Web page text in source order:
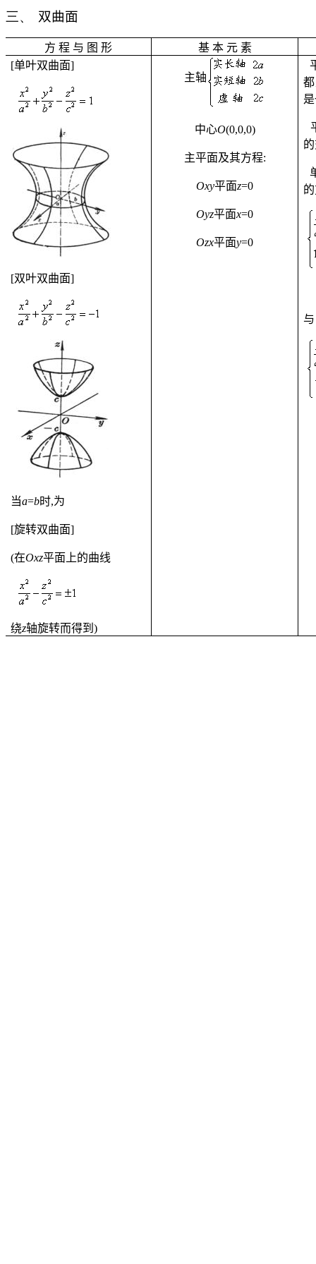
三、 双曲面
方 程 与 图 形 基 本 元 素
[单叶双曲面]
[双叶双曲面]
当a=b时,为
[旋转双曲面]
(在Oxz平面上的曲线
绕z轴旋转而得到)
主轴
中心O(0,0,0)
主平面及其方程:
Oxy平面z=0
Oyz平面x=0
Ozx平面y=0
与